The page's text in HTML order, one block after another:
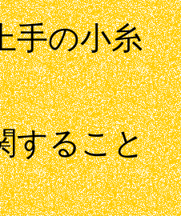
手の小糸
こと